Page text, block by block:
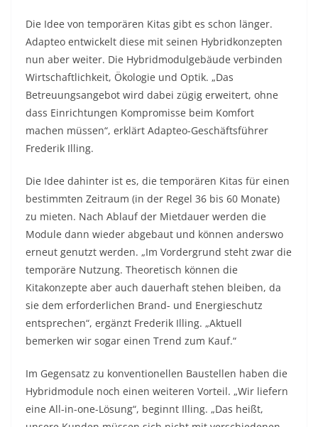
Die Idee von temporären Kitas gibt es schon länger.
Adapteo entwickelt diese mit seinen Hybridkonzepten
nun aber weiter. Die Hybridmodulgebäude verbinden
Wirtschaftlichkeit, Ökologie und Optik. „Das
Betreuungsangebot wird dabei zügig erweitert, ohne
dass Einrichtungen Kompromisse beim Komfort
machen müssen“, erklärt Adapteo-Geschäftsführer
Frederik Illing.
Die Idee dahinter ist es, die temporären Kitas für einen
bestimmten Zeitraum (in der Regel 36 bis 60 Monate)
zu mieten. Nach Ablauf der Mietdauer werden die
Module dann wieder abgebaut und können anderswo
erneut genutzt werden. „Im Vordergrund steht zwar die
temporäre Nutzung. Theoretisch können die
Kitakonzepte aber auch dauerhaft stehen bleiben, da
sie dem erforderlichen Brand- und Energieschutz
entsprechen“, ergänzt Frederik Illing. „Aktuell
bemerken wir sogar einen Trend zum Kauf.“
Im Gegensatz zu konventionellen Baustellen haben die
Hybridmodule noch einen weiteren Vorteil. „Wir liefern
eine All-in-one-Lösung“, beginnt Illing. „Das heißt,